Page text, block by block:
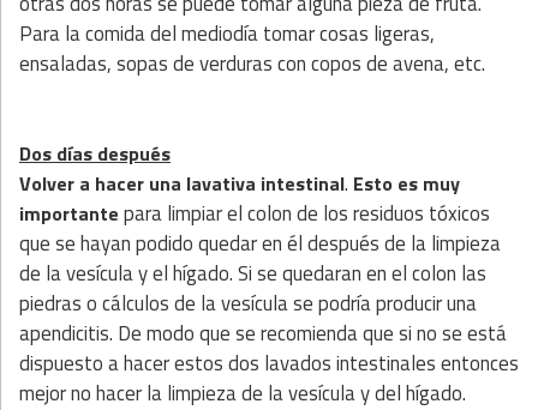
Para la comida del mediodía tomar cosas ligeras,
ensaladas, sopas de verduras con copos de avena, etc.
Dos días después
Volver a hacer una lavativa intestinal. Esto es muy
importante para limpiar el colon de los residuos tóxicos
que se hayan podido quedar en él después de la limpieza
de la vesícula y el hígado. Si se quedaran en el colon las
piedras o cálculos de la vesícula se podría producir una
apendicitis. De modo que se recomienda que si no se está
dispuesto a hacer estos dos lavados intestinales entonces
mejor no hacer la limpieza de la vesícula y del hígado.